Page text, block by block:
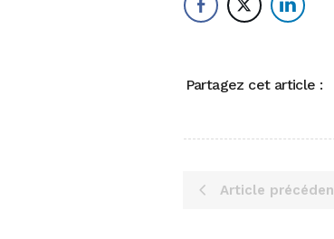
Partagez cet article :
Article